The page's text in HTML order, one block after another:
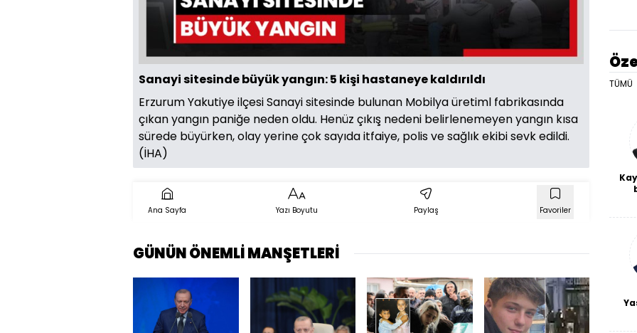
Sanayi sitesinde büyük yangın: 5 kişi hastaneye kaldırıldı
Erzurum Yakutiye ilçesi Sanayi sitesinde bulunan Mobilya üretiml fabrikasında
çıkan yangın paniğe neden oldu. Henüz çıkış nedeni belirlenemeyen yangın kısa
sürede büyürken, olay yerine çok sayıda itfaiye, polis ve sağlık ekibi sevk edildi.
(İHA)
Ana Sayfa Yazı Boyutu Paylaş Favoriler
GÜNÜN ÖNEMLİ MANŞETLERİ
TÜMÜ